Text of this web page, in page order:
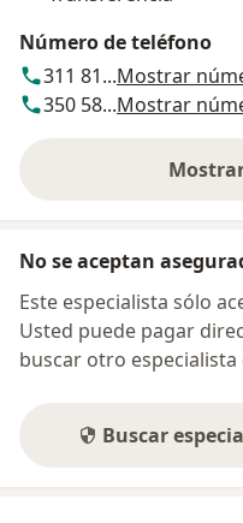
Número de teléfono
311 81...Mostrar
350 58...Mostrar
No se aceptan
Este especialista sólo
Usted puede pagar
buscar otro
Buscar